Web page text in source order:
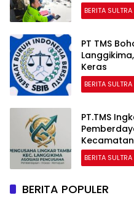
BERITA SULTRA
PT TMS
Keras
BERITA SULTRA
PT.TMS
BERITA SULTRA
BERITA POPULER